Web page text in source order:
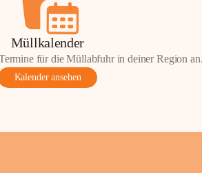
Müllkalender
für die Müllabfuhr in deiner Region
Kalender ansehen